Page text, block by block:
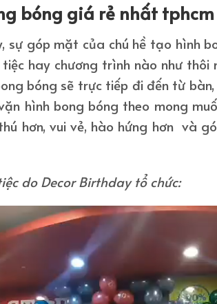
bóng giá rẻ nhất tphcm
sự góp mặt của chú hề tạo hình
hay chương trình nào như thôi
bóng sẽ trực tiếp đi đến từ
hình bong bóng theo mong
hơn, vui vẻ, hào hứng hơn và
do Decor Birthday tổ chức: